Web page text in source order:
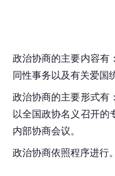
政治协商的主要内容有
同性事务以及有关爱国
政治协商的主要形式有
以全国政协名义召开的
内部协商会议。
政治协商依照程序进行